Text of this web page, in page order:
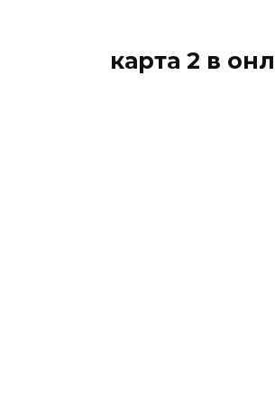
карта 2 в